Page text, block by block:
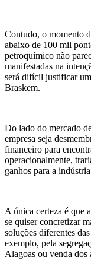
Contudo, o momento
abaixo de 100 mil
petroquímico não
manifestadas na
será difícil justificar
Braskem.
Do lado do mercado
empresa seja
financeiro para
operacionalmente,
ganhos para a
A única certeza é que
se quiser concretizar
soluções diferentes
exemplo, pela
Alagoas ou venda dos